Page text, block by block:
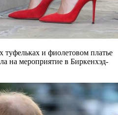
и фиолетовом платье
на мероприятие в Биркенхэд-